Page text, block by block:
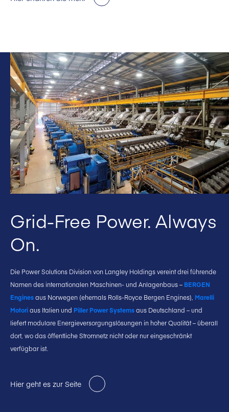
Grid-Free Power. Always
On.
Die Power Solutions Division von Langley Holdings vereint drei führende
Namen des internationalen Maschinen- und Anlagenbaus – BERGEN
Enginesaus Norwegen (ehemals Rolls-Royce Bergen Engines), Marelli
Motoriaus Italien und Piller Power Systemsaus Deutschland – und
liefert modulare Energieversorgungslösungen in hoher Qualität – überall
dort, wo das öffentliche Stromnetz nicht oder nur eingeschränkt
verfügbar ist.
Hier geht es zur Seite